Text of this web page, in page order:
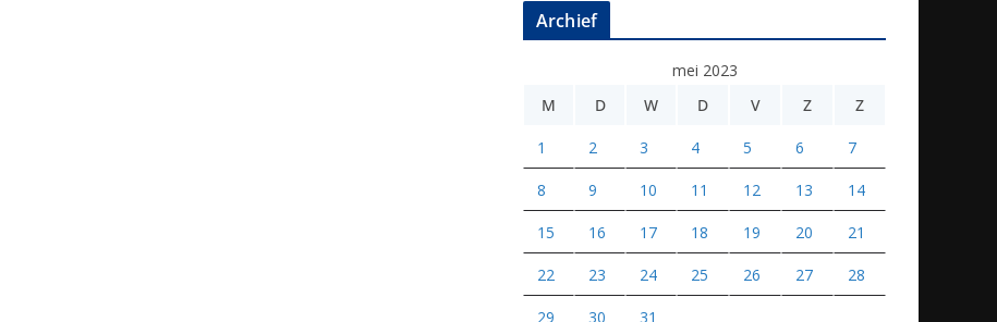
Archief
mei 2023
M
D W D V Z Z
1 2 3 4 5 6 7
8 9 10 11 12 13 14
15 16 17 18 19 20 21
22 23 24 25 26 27 28
29 30 31